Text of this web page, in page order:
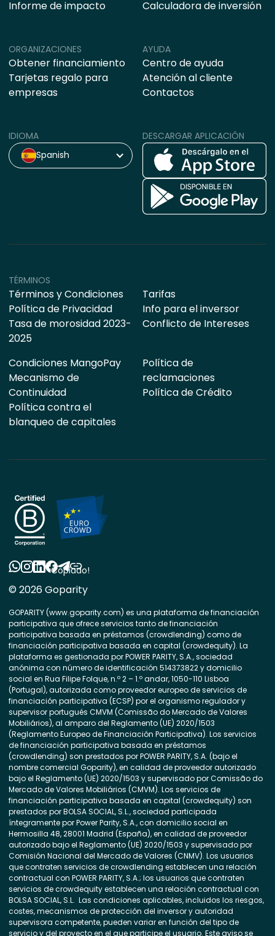
ORGANIZACIONES
Obtener financiamiento
Tarjetas regalo para
empresas
AYUDA
Centro de ayuda
Atención al cliente
Contactos
Informe de impacto
Calculadora de inversión
IDIOMA
Spanish
DESCARGAR APLICACIÓN
TÉRMINOS
Términos y Condiciones
Política de Privacidad
Tasa de morosidad 2023-
2025
Tarifas
Info para el inversor
Conflicto de Intereses
Condiciones MangoPay
Mecanismo de
Continuidad
Política contra el
blanqueo de capitales
Política de
reclamaciones
Política de Crédito
© 2026 Goparity
GOPARITY (www.goparity.com) es una plataforma de financiación
participativa que ofrece servicios tanto de financiación
participativa basada en préstamos (crowdlending) como de
financiación participativa basada en capital (crowdequity). La
plataforma es gestionada por POWER PARITY, S.A., sociedad
anónima con número de identificación 514373822 y domicilio
social en Rua Filipe Folque, n.º 2 – 1.º andar, 1050-110 Lisboa
(Portugal), autorizada como proveedor europeo de servicios de
financiación participativa (ECSP) por el organismo regulador y
supervisor portugués CMVM (Comissão do Mercado de Valores
Mobiliários), al amparo del Reglamento (UE) 2020/1503
(Reglamento Europeo de Financiación Participativa). Los servicios
de financiación participativa basada en préstamos
(crowdlending) son prestados por POWER PARITY, S.A. (bajo el
nombre comercial Goparity), en calidad de proveedor autorizado
bajo el Reglamento (UE) 2020/1503 y supervisado por Comissão do
Mercado de Valores Mobiliários (CMVM). Los servicios de
financiación participativa basada en capital (crowdequity) son
prestados por BOLSA SOCIAL, S.L., sociedad participada
íntegramente por Power Parity, S.A., con domicilio social en
Hermosilla 48, 28001 Madrid (España), en calidad de proveedor
autorizado bajo el Reglamento (UE) 2020/1503 y supervisado por
Comisión Nacional del Mercado de Valores (CNMV). Los usuarios
que contraten servicios de crowdlending establecen una relación
contractual con POWER PARITY, S.A.; los usuarios que contraten
servicios de crowdequity establecen una relación contractual con
BOLSA SOCIAL, S.L. Las condiciones aplicables, incluidos los riesgos,
costes, mecanismos de protección del inversor y autoridad
supervisora competente, pueden variar en función del tipo de
servicio y del proyecto en el que participe el usuario. Este aviso se
Copiado!